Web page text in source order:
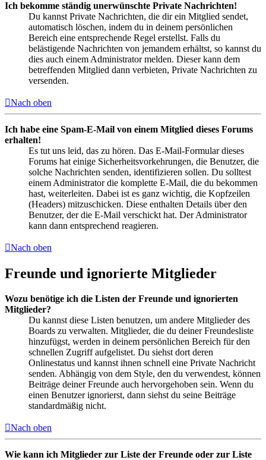
Ich bekomme ständig unerwünschte Private Nachrichten!
Du kannst Private Nachrichten, die dir ein Mitglied sendet,
automatisch löschen, indem du in deinem persönlichen
Bereich eine entsprechende Regel erstellst. Falls du
belästigende Nachrichten von jemandem erhältst, so kannst du
dies auch einem Administrator melden. Dieser kann dem
betreffenden Mitglied dann verbieten, Private Nachrichten zu
versenden.
Nach oben
Ich habe eine Spam-E-Mail von einem Mitglied dieses Forums
erhalten!
Es tut uns leid, das zu hören. Das E-Mail-Formular dieses
Forums hat einige Sicherheitsvorkehrungen, die Benutzer, die
solche Nachrichten senden, identifizieren sollen. Du solltest
einem Administrator die komplette E-Mail, die du bekommen
hast, weiterleiten. Dabei ist es ganz wichtig, die Kopfzeilen
(Headers) mitzuschicken. Diese enthalten Details über den
Benutzer, der die E-Mail verschickt hat. Der Administrator
kann dann entsprechend reagieren.
Nach oben
Freunde und ignorierte Mitglieder
Wozu benötige ich die Listen der Freunde und ignorierten
Mitglieder?
Du kannst diese Listen benutzen, um andere Mitglieder des
Boards zu verwalten. Mitglieder, die du deiner Freundesliste
hinzufügst, werden in deinem persönlichen Bereich für den
schnellen Zugriff aufgelistet. Du siehst dort deren
Onlinestatus und kannst ihnen schnell eine Private Nachricht
senden. Abhängig von dem Style, den du verwendest, können
Beiträge deiner Freunde auch hervorgehoben sein. Wenn du
einen Benutzer ignorierst, dann siehst du seine Beiträge
standardmäßig nicht.
Nach oben
Wie kann ich Mitglieder zur Liste der Freunde oder zur Liste